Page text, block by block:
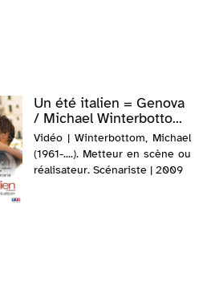
Un été italien = Genova
/ Michael Winterbotto...
Vidéo | Winterbottom, Michael
(1961-....). Metteur en scène ou
réalisateur. Scénariste | 2009